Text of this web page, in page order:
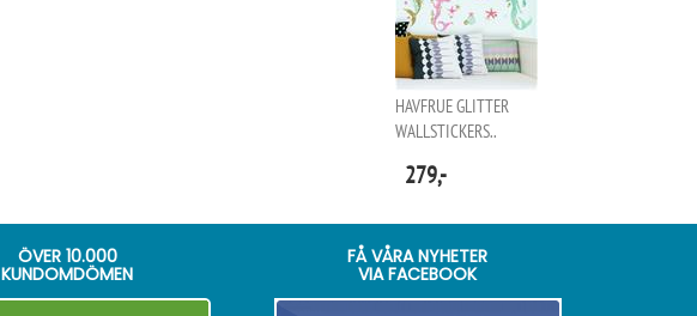
HAVFRUE GLITTER
WALLSTICKERS..
279,-
ÖVER 10.000
KUNDOMDÖMEN
FÅ VÅRA NYHETER
VIA FACEBOOK